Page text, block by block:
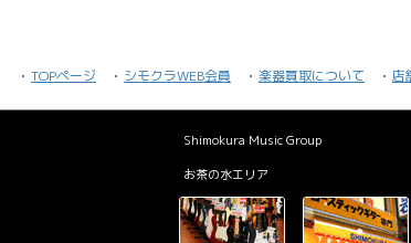
TOPページ シモクラWEB会員 楽器買取について 店
Shimokura Music Group
お茶の水エリア